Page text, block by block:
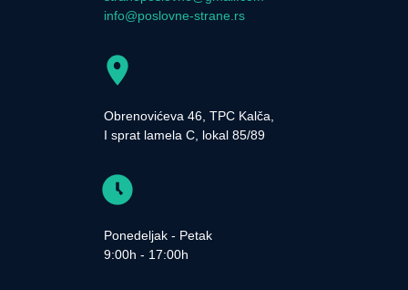
info@poslovne-strane.rs
Obrenovićeva 46, TPC Kalča,
I sprat lamela C, lokal 85/89
Ponedeljak - Petak
9:00h - 17:00h